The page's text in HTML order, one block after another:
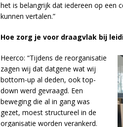
het is belangrijk dat iedereen op een
kunnen vertalen.”
Hoe zorg je voor draagvlak bij
Heerco: “Tijdens de reorganisatie
zagen wij dat datgene wat wij
bottom-up al deden, ook top-
down werd gevraagd. Een
beweging die al in gang was
gezet, moest structureel in de
organisatie worden verankerd.